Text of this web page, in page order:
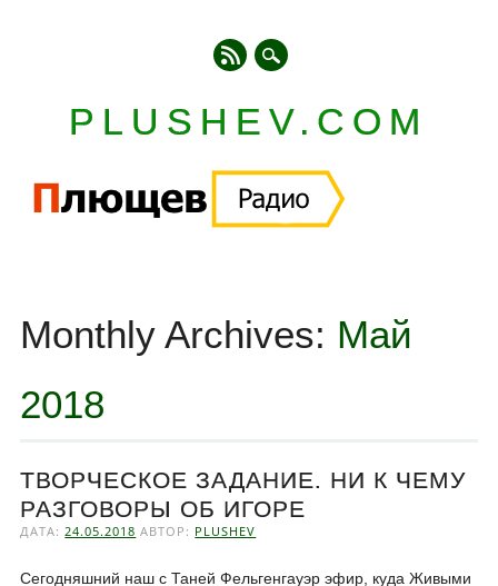
PLUSHEV.COM
content
Monthly Archives: Май
2018
ТВОРЧЕСКОЕ ЗАДАНИЕ. НИ К ЧЕМУ
РАЗГОВОРЫ ОБ ИГОРЕ
ДАТА:24.05.2018 АВТОР: PLUSHEV
Сегодняшний наш с Таней Фельгенгауэр эфир, куда Живыми